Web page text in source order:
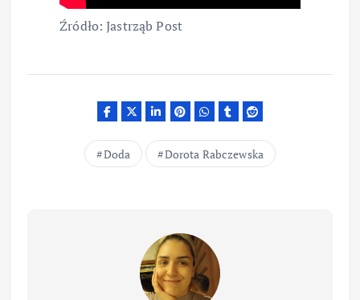
Źródło: Jastrząb Post
Doda Dorota Rabczewska